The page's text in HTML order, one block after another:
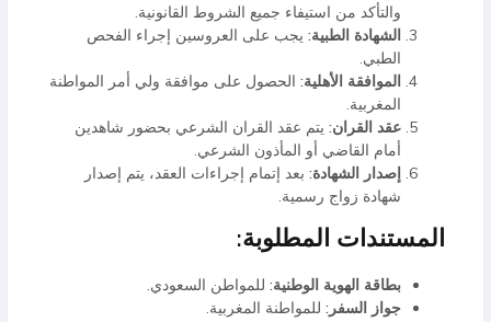
والتأكد من استيفاء جميع الشروط القانونية.
الشهادة الطبية: يجب على العروسين إجراء الفحص
الطبي.
الموافقة الأهلية: الحصول على موافقة ولي أمر المواطنة
المغربية.
عقد القران: يتم عقد القران الشرعي بحضور شاهدين
أمام القاضي أو المأذون الشرعي.
إصدار الشهادة: بعد إتمام إجراءات العقد، يتم إصدار
شهادة زواج رسمية.
المستندات المطلوبة:
بطاقة الهوية الوطنية: للمواطن السعودي.
جواز السفر: للمواطنة المغربية.